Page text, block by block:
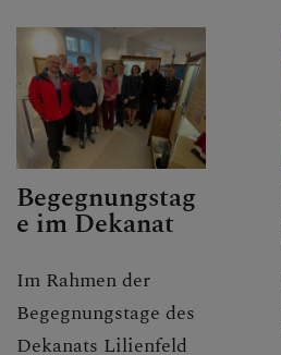
Begegnungstag
e im Dekanat
Im Rahmen der
Begegnungstage des
Dekanats Lilienfeld